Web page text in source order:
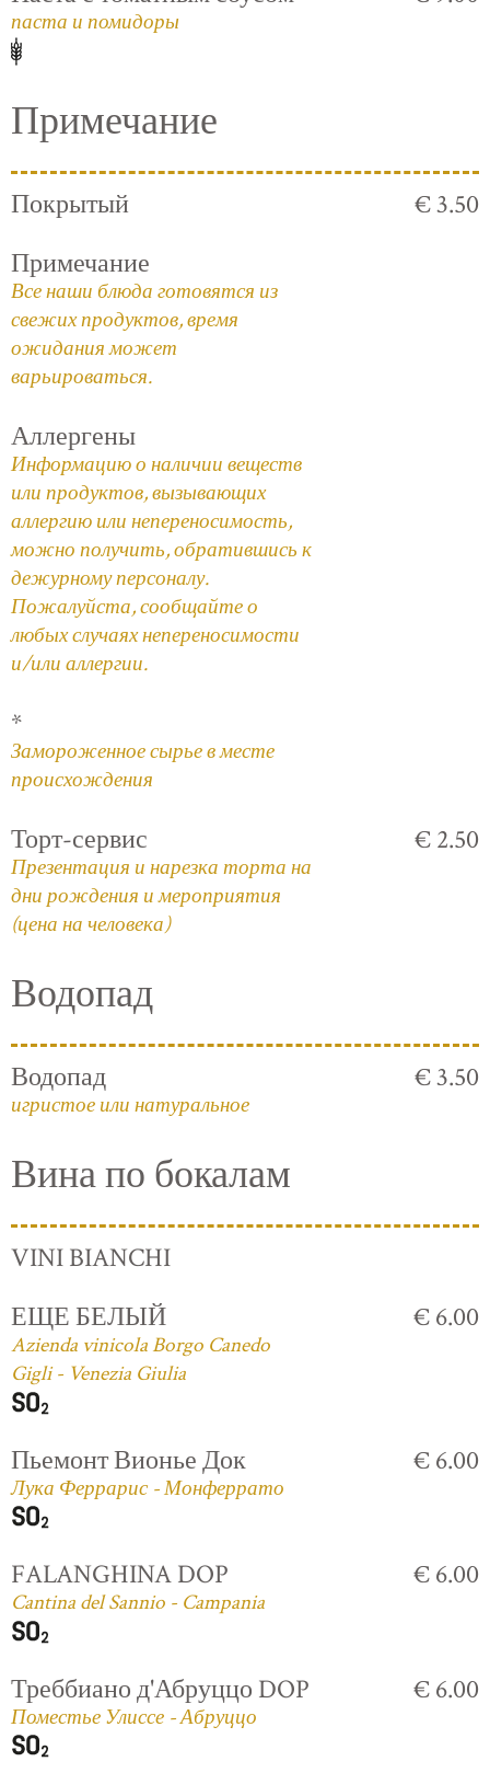
паста и помидоры
Примечание
Покрытый
€ 3.50
Примечание
Все наши блюда готовятся из
свежих продуктов, время
ожидания может
варьироваться.
Аллергены
Информацию о наличии веществ
или продуктов, вызывающих
аллергию или непереносимость,
можно получить, обратившись к
дежурному персоналу.
Пожалуйста, сообщайте о
любых случаях непереносимости
и/или аллергии.
*
Замороженное сырье в месте
происхождения
Торт-сервис
Презентация и нарезка торта на
дни рождения и мероприятия
(цена на человека)
€ 2.50
Водопад
Водопад
игристое или натуральное
€ 3.50
Вина по бокалам
VINI BIANCHI
ЕЩЕ БЕЛЫЙ
Azienda vinicola Borgo Canedo
Gigli - Venezia Giulia
€ 6.00
Пьемонт Вионье Док
Лука Феррарис - Монферрато
€ 6.00
FALANGHINA DOP
Cantina del Sannio - Campania
€ 6.00
Треббиано д'Абруццо DOP
Поместье Улиссе - Абруццо
€ 6.00